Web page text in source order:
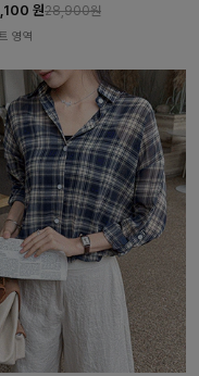
원28,900원
영역